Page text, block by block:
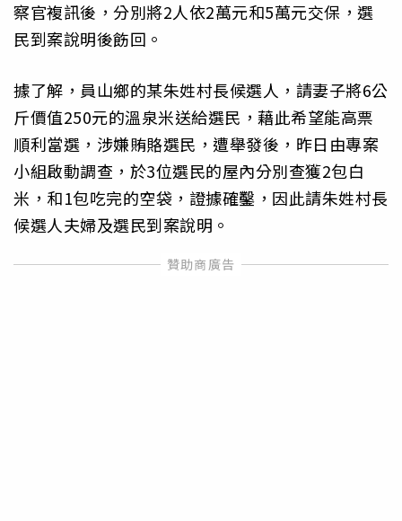
察官複訊後，分別將2人依2萬元和5萬元交保，選
民到案說明後飭回。
據了解，員山鄉的某朱姓村長候選人，請妻子將6公
斤價值250元的溫泉米送給選民，藉此希望能高票
順利當選，涉嫌賄賂選民，遭舉發後，昨日由專案
小組啟動調查，於3位選民的屋內分別查獲2包白
米，和1包吃完的空袋，證據確鑿，因此請朱姓村長
候選人夫婦及選民到案說明。